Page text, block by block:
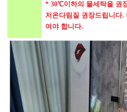
* 30℃이하의 물세탁을 권
저온다림질 권장드립니다
여야 합니다.